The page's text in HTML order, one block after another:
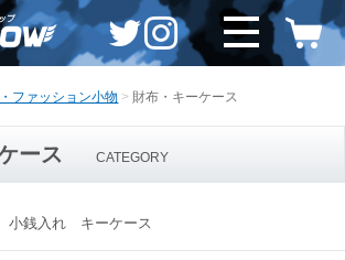
ファッション小物 財布・キーケース
ース CATEGORY
銭入れ キーケース